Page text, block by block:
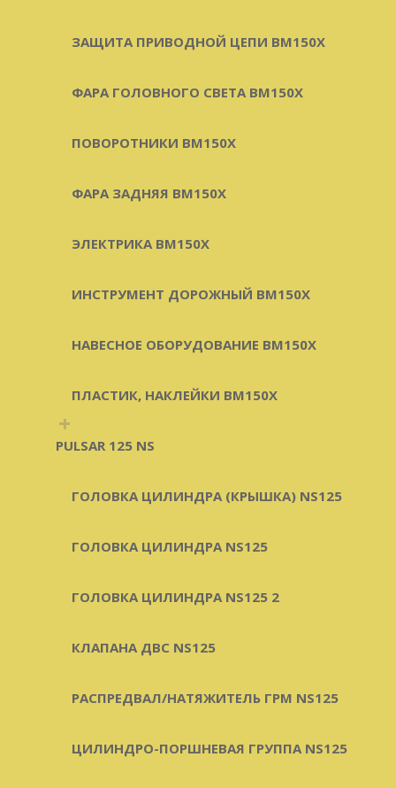
ЗАЩИТА ПРИВОДНОЙ ЦЕПИ BM150X
ФАРА ГОЛОВНОГО СВЕТА BM150X
ПОВОРОТНИКИ BM150X
ФАРА ЗАДНЯЯ BM150X
ЭЛЕКТРИКА BM150X
ИНСТРУМЕНТ ДОРОЖНЫЙ BM150X
НАВЕСНОЕ ОБОРУДОВАНИЕ BM150X
ПЛАСТИК, НАКЛЕЙКИ BM150X
+
PULSAR 125 NS
ГОЛОВКА ЦИЛИНДРА (КРЫШКА) NS125
ГОЛОВКА ЦИЛИНДРА NS125
ГОЛОВКА ЦИЛИНДРА NS125 2
КЛАПАНА ДВС NS125
РАСПРЕДВАЛ/НАТЯЖИТЕЛЬ ГРМ NS125
ЦИЛИНДРО-ПОРШНЕВАЯ ГРУППА NS125